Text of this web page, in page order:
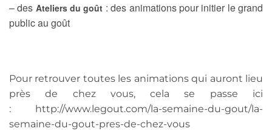
– des Ateliers du goût : des animations pour initier le grand
public au goût
Pour retrouver toutes les animations qui auront lieu
près de chez vous, cela se passe ici
: http://www.legout.com/la-semaine-du-gout/la-
semaine-du-gout-pres-de-chez-vous